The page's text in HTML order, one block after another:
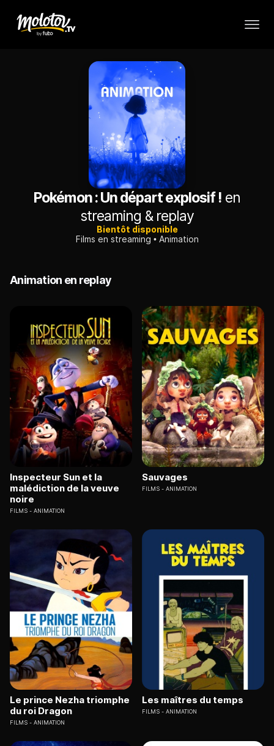
Pokémon : Un départ explosif ! en
streaming & replay
Bientôt disponible
Films en streaming
Animation
Animation en replay
Inspecteur Sun et la
malédiction de la veuve
noire
FILMS ANIMATION
Sauvages
FILMS ANIMATION
Le prince Nezha triomphe
du roi Dragon
FILMS ANIMATION
Les maîtres du temps
FILMS ANIMATION